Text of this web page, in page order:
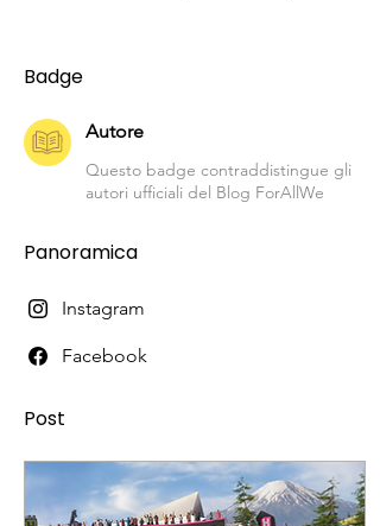
Badge
Autore
Questo badge contraddistingue gli
autori ufficiali del Blog ForAllWe
Panoramica
Instagram
Facebook
Post